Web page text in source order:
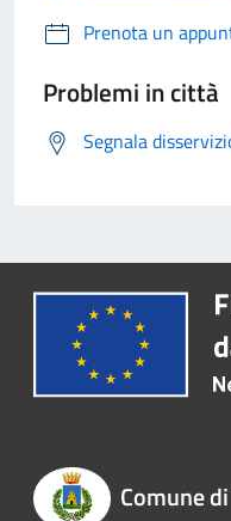
Prenota un
Problemi in città
Segnala
Comune